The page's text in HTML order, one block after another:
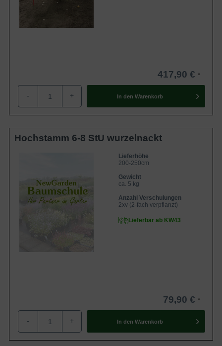
417,90 €
- + In den Warenkorb
Hochstamm 6-8 StU wurzelnackt
Lieferhöhe
200-250cm
Gewicht
ca. 5 kg
Anzahl Verschulungen
2xv (2-fach verpflanzt)
Lieferbar ab KW43
79,90 €
- + In den Warenkorb